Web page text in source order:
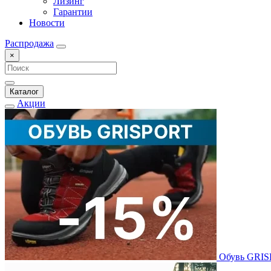
Гарантии
Новости
Распродажа
×
Каталог
Акции
Обувь